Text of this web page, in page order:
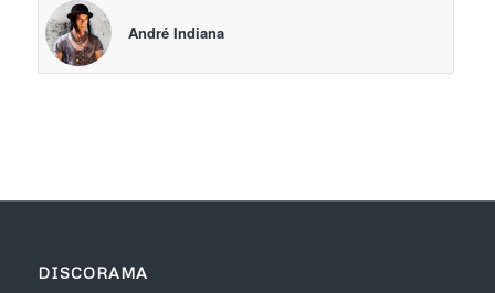
André Indiana
DISCORAMA